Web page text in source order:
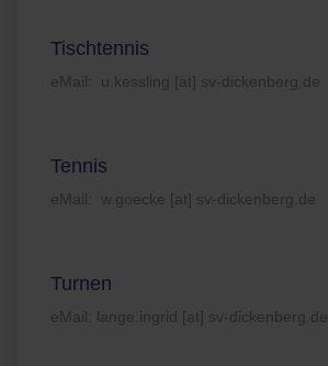
Tischtennis
eMail: u.kessling [at] sv-dickenberg.de
Tennis
eMail: w.goecke [at] sv-dickenberg.de
Turnen
eMail: lange.ingrid [at] sv-dickenberg.de